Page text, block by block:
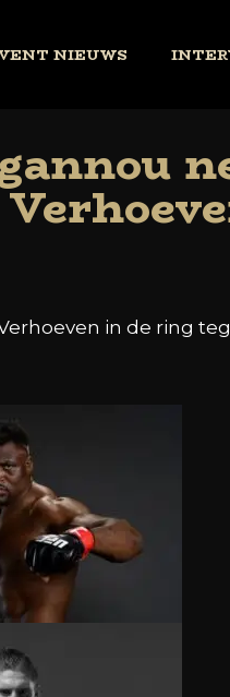
NIEUWS
in de ring